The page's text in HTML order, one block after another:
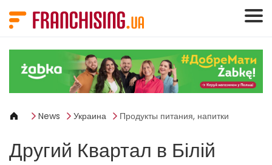
News Украина Продукты питания, напитки
Другий Квартал в Білій